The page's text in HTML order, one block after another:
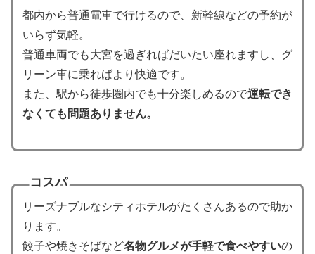
都内から普通電車で行けるので、新幹線などの予約が
いらず気軽。
普通車両でも大宮を過ぎればだいたい座れますし、グ
リーン車に乗ればより快適です。
また、駅から徒歩圏内でも十分楽しめるので運転でき
なくても問題ありません。
コスパ
リーズナブルなシティホテルがたくさんあるので助か
ります。
餃子や焼きそばなど名物グルメが手軽で食べやすいの